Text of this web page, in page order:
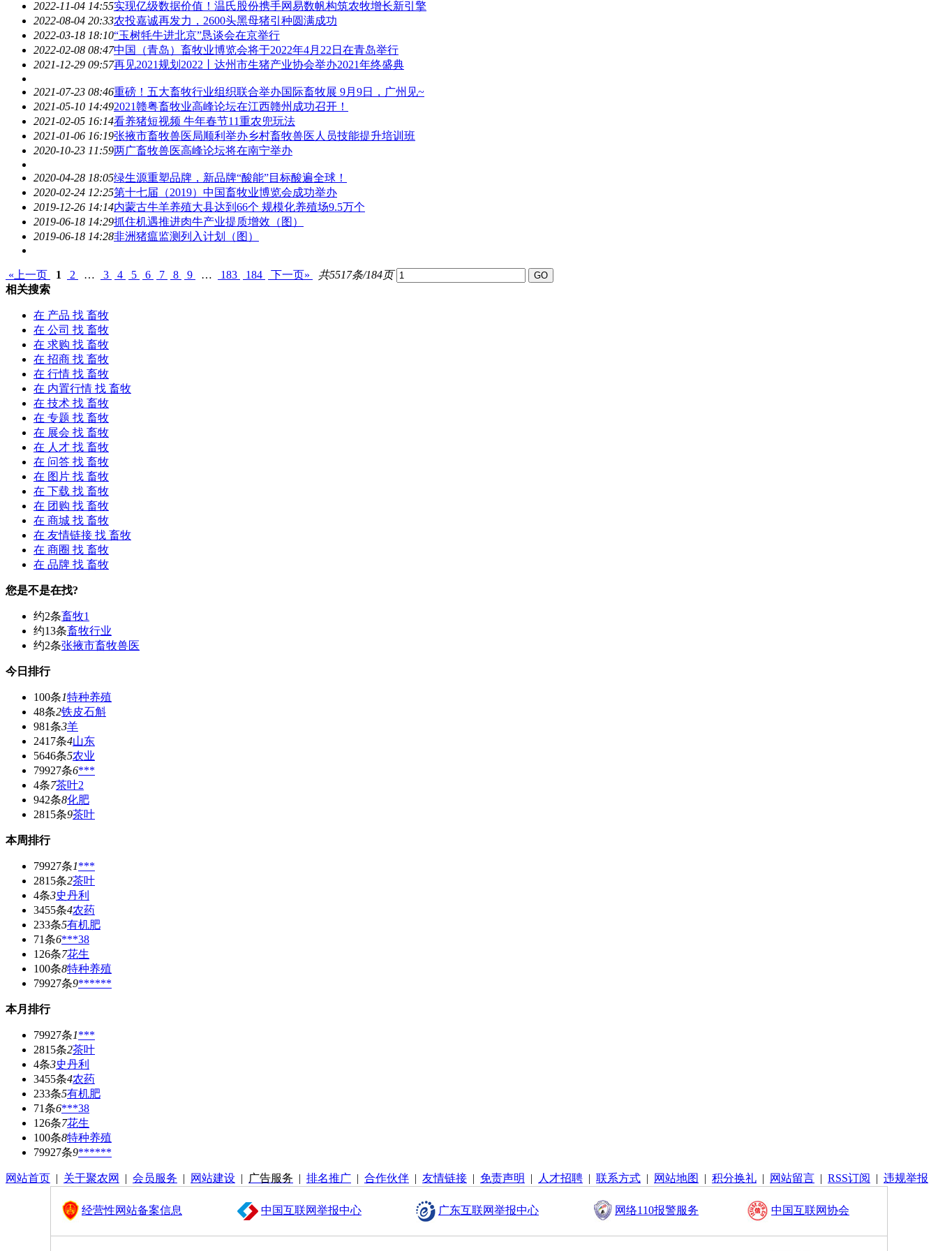
2022-11-04 14:55实现亿级数据价值！温氏股份携手网易数帆构筑农牧增长新引擎
2022-08-04 20:33农投嘉诚再发力，2600头黑母猪引种圆满成功
2022-03-18 18:10“玉树牦牛进北京”恳谈会在京举行
2022-02-08 08:47中国（青岛） 畜牧业博览会将于2022年4月22日在青岛举行
2021-12-29 09:57再见2021规划2022丨达州市生猪产业协会举办2021年终盛典
2021-07-23 08:46重磅！五大畜牧行业组织联合举办国际畜牧展 9月9日，广州见~
2021-05-10 14:492021赣粤畜牧业高峰论坛在江西赣州成功召开！
2021-02-05 16:14看养猪短视频 牛年春节11重农兜玩法
2021-01-06 16:19张掖市畜牧兽医局顺利举办乡村畜牧兽医人员技能提升培训班
2020-10-23 11:59两广畜牧兽医高峰论坛将在南宁举办
2020-04-28 18:05绿生源重塑品牌，新品牌“酸能”目标酸遍全球！
2020-02-24 12:25第十七届（2019）中国畜牧业博览会成功举办
2019-12-26 14:14内蒙古牛羊养殖大县达到66个 规模化养殖场9.5万个
2019-06-18 14:29抓住机遇推进肉牛产业提质增效（图）
2019-06-18 14:28非洲猪瘟监测列入计划（图）
«上一页 1 2 … 3 4 5 6 7 8 9 … 183 184 下一页»
共5517条/184页
相关搜索
在 产品 找 畜牧
在 公司 找 畜牧
在 求购 找 畜牧
在 招商 找 畜牧
在 行情 找 畜牧
在 内置行情 找 畜牧
在 技术 找 畜牧
在 专题 找 畜牧
在 展会 找 畜牧
在 人才 找 畜牧
在 问答 找 畜牧
在 图片 找 畜牧
在 下载 找 畜牧
在 团购 找 畜牧
在 商城 找 畜牧
在 友情链接 找 畜牧
在 商圈 找 畜牧
在 品牌 找 畜牧
您是不是在找?
约2条畜牧1
约13条畜牧行业
约2条张掖市畜牧兽医
今日排行
100条1特种养殖
48条2铁皮石斛
981条3羊
2417条4山东
5646条5农业
79927条6***
4条7茶叶2
942条8化肥
2815条9茶叶
本周排行
79927条1***
2815条2茶叶
4条3史丹利
3455条4农药
233条5有机肥
71条6***38
126条7花生
100条8特种养殖
79927条9******
本月排行
79927条1***
2815条2茶叶
4条3史丹利
3455条4农药
233条5有机肥
71条6***38
126条7花生
100条8特种养殖
79927条9******
网站首页 | 关于聚农网 | 会员服务 | 网站建设 | 广告服务 | 排名推广 | 合作伙伴 | 友情链接 | 免责声明 | 人才招聘 | 联系方式 | 网站地图 | 积分换礼 | 网站留言 | RSS订阅 | 违规举报
经营性网站备案信息 中国互联网举报中心 广东互联网举报中心 网络110报警服务 中国互联网协会